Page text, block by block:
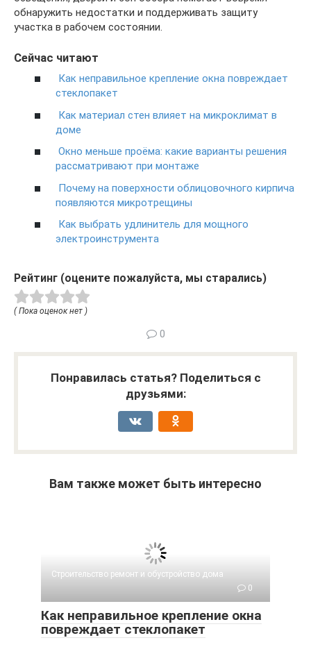
обнаружить недостатки и поддерживать защиту
участка в рабочем состоянии.
Сейчас читают
Как неправильное крепление окна повреждает
стеклопакет
Как материал стен влияет на микроклимат в
доме
Окно меньше проёма: какие варианты решения
рассматривают при монтаже
Почему на поверхности облицовочного кирпича
появляются микротрещины
Как выбрать удлинитель для мощного
электроинструмента
Рейтинг (оцените пожалуйста, мы старались)
( Пока оценок нет )
0
Понравилась статья? Поделиться с
друзьями:
Вам также может быть интересно
Строительство ремонт и обустройство дома
0
Как неправильное крепление окна
повреждает стеклопакет